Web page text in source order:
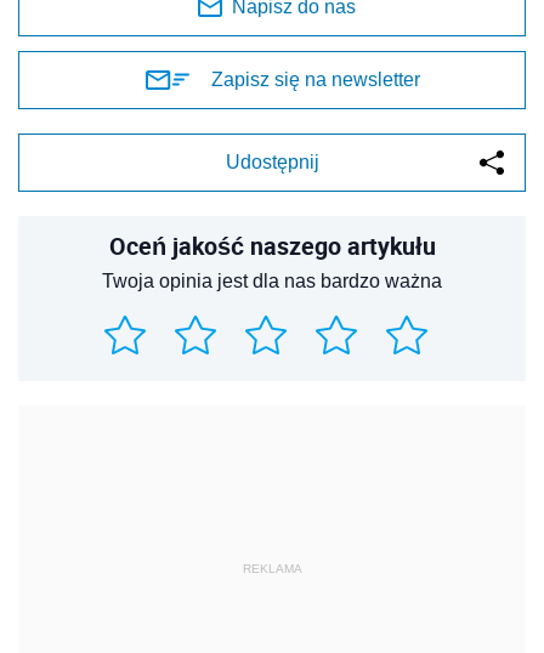
Napisz do nas
Zapisz się na newsletter
Udostępnij
Oceń jakość naszego artykułu
Twoja opinia jest dla nas bardzo ważna
REKLAMA